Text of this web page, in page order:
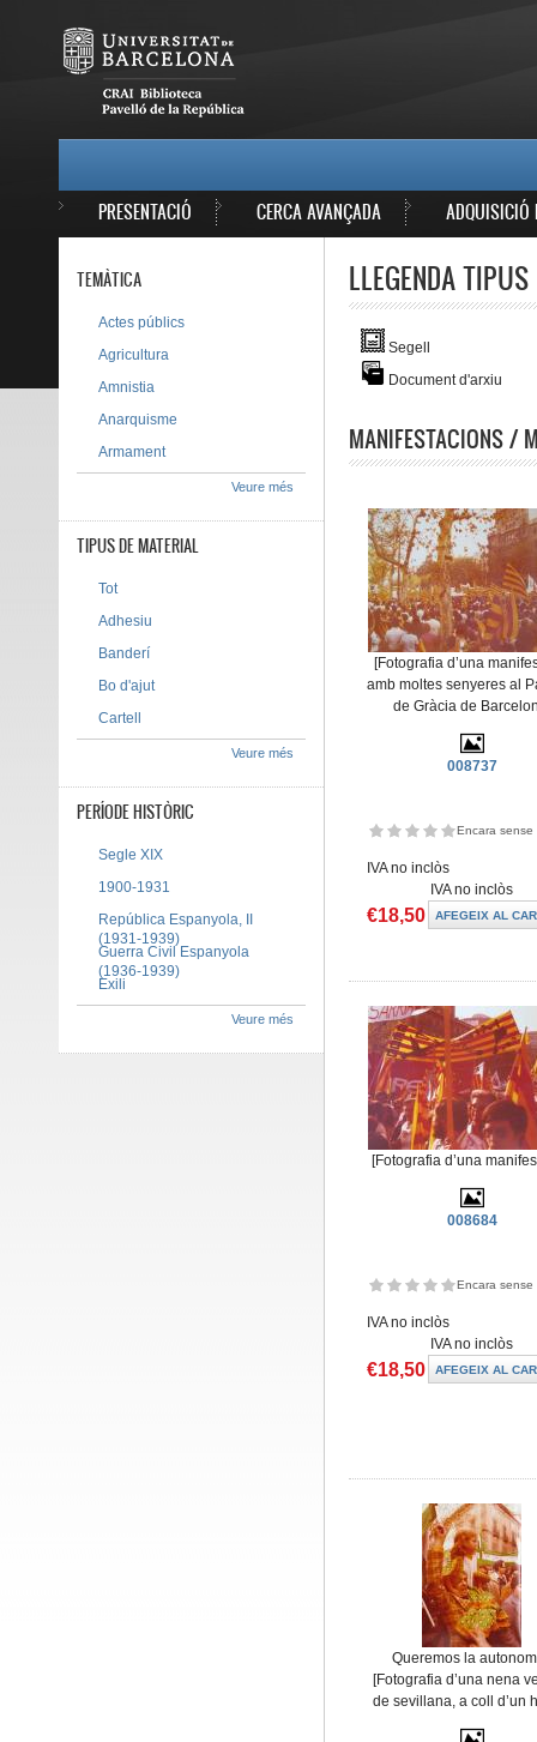
PRESENTACIÓ CERCA AVANÇADA ADQUISICIÓ
LLEGENDA
Segell
Document d'arxiu
MANIFESTACIONS /
[Fotografia d’una
amb moltes senyeres al
de Gràcia de
008737
Encara sense
IVA no inclòs
IVA no inclòs
€18,50
[Fotografia d’una
008684
Encara sense
IVA no inclòs
IVA no inclòs
€18,50
Queremos la
[Fotografia d’una nena
de sevillana, a coll d’un
TEMÀTICA
Actes públics
Agricultura
Amnistia
Anarquisme
Armament
Veure més
TIPUS DE MATERIAL
Tot
Adhesiu
Banderí
Bo d'ajut
Cartell
Veure més
PERÍODE HISTÒRIC
Segle XIX
1900-1931
República Espanyola, II
(1931-1939)
Guerra Civil Espanyola
(1936-1939)
Exili
Veure més